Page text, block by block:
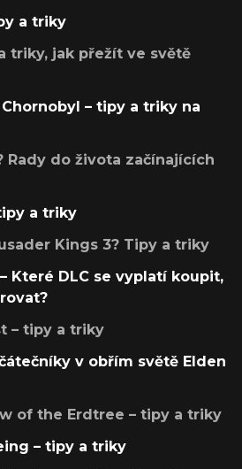
a triky
triky, jak přežít ve světě
– tipy a triky na
Rady do života začínajících
a triky
Kings 3? Tipy a triky
Které DLC se vyplatí koupit,
– tipy a triky
v obřím světě Elden
of the Erdtree – tipy a triky
– tipy a triky